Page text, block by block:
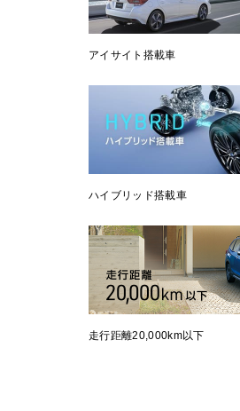
アイサイト搭載車
ハイブリッド搭載車
走行距離20,000km以下